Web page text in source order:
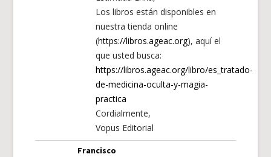
Los libros están disponibles en
nuestra tienda online
(https://libros.ageac.org), aquí el
que usted busca:
https://libros.ageac.org/libro/es_tratado-
de-medicina-oculta-y-magia-
practica
Cordialmente,
Vopus Editorial
Francisco